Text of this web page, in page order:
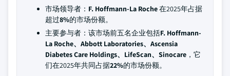
市场领导者： F. Hoffmann-La Roche在2025年占据
超过8%的市场份额。
主要参与者：该市场前五名企业包括F. Hoffmann-
La Roche、Abbott Laboratories、Ascensia
Diabetes Care Holdings、LifeScan、Sinocare ，它
们在2025年共同占据22%的市场份额。